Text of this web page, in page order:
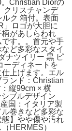
。Christian Diorの
クリスチャンデ
ルク 箱付。表面
」ロゴが大胆に
があしらわれ
す。。首元や手
ど多彩なスタイ
ナツイリー 黒 ピ
ディネートを
上げます。エル
ンド：Christian
縦99cm × 横
ブルデザイン
国：イタリア製
巻きなど多彩な
】やや傷や汚れ
（HERMES）